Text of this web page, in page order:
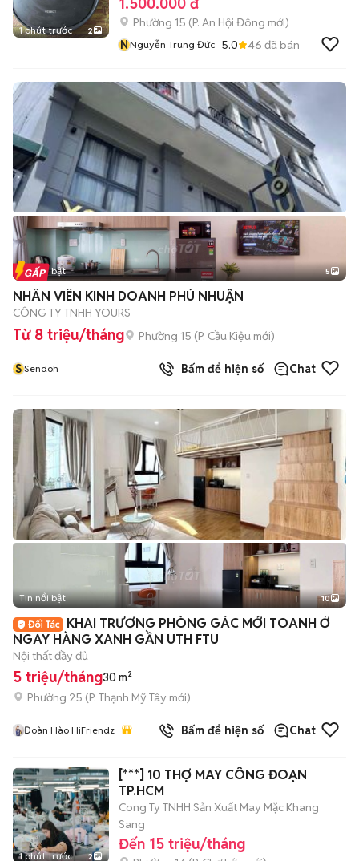
1 phút trước 2
Phường 15 (P. An Hội Đông mới)
NNguyễn Trung Đức 5.0 46 đã bán
Tin nổi bật 5
NHÂN VIÊN KINH DOANH PHÚ NHUẬN
CÔNG TY TNHH YOURS
Từ 8 triệu/tháng Phường 15 (P. Cầu Kiệu mới)
S Sendoh Bấm để hiện số Chat
+2
Tin nổi bật 10
KHAI TRƯƠNG PHÒNG GÁC MỚI TOANH Ở
NGAY HÀNG XANH GẦN UTH FTU
Nội thất đầy đủ
5 triệu/tháng30 m²
Phường 25 (P. Thạnh Mỹ Tây mới)
Đoàn Hào HiFriendz Bấm để hiện số Chat
1 phút trước 2
[***] 10 THỢ MAY CÔNG ĐOẠN
TP.HCM
Cong Ty TNHH Sản Xuất May Mặc Khang
Sang
Đến 15 triệu/tháng